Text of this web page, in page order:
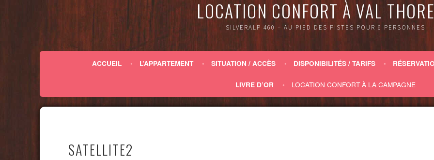
LOCATION CONFORT À VAL
SILVERALP 460 – AU PIED DES PISTES POUR 6 PERSONNES
ACCUEIL L’APPARTEMENT SITUATION / ACCÈS DISPONIBILITÉS / TARIFS
LIVRE D’OR LOCATION CONFORT À LA CAMPAGNE
SATELLITE2